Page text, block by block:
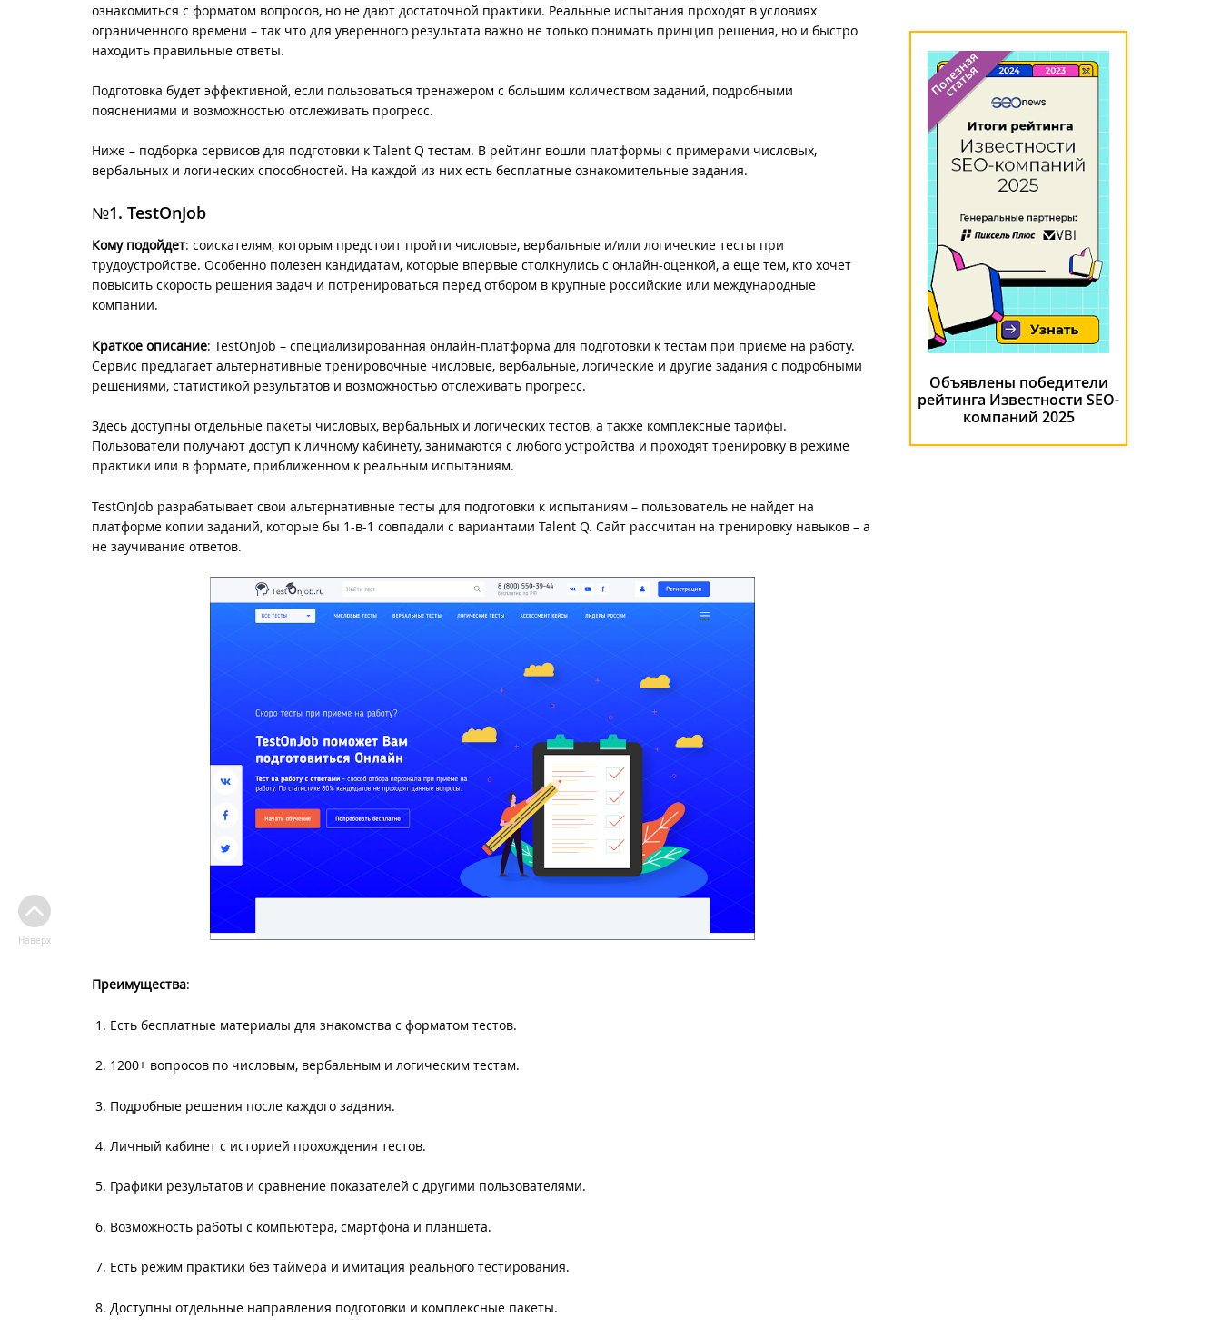
ознакомиться с форматом вопросов, но не дают достаточной практики. Реальные испытания проходят в условиях
ограниченного времени – так что для уверенного результата важно не только понимать принцип решения, но и быстро
находить правильные ответы.
Подготовка будет эффективной, если пользоваться тренажером с большим количеством заданий, подробными
пояснениями и возможностью отслеживать прогресс.
Ниже – подборка сервисов для подготовки к Talent Q тестам. В рейтинг вошли платформы с примерами числовых,
вербальных и логических способностей. На каждой из них есть бесплатные ознакомительные задания.
№1. TestOnJob
Кому подойдет: соискателям, которым предстоит пройти числовые, вербальные и/или логические тесты при
трудоустройстве. Особенно полезен кандидатам, которые впервые столкнулись с онлайн-оценкой, а еще тем, кто хочет
повысить скорость решения задач и потренироваться перед отбором в крупные российские или международные
компании.
Краткое описание: TestOnJob – специализированная онлайн-платформа для подготовки к тестам при приеме на работу.
Сервис предлагает альтернативные тренировочные числовые, вербальные, логические и другие задания с подробными
решениями, статистикой результатов и возможностью отслеживать прогресс.
Здесь доступны отдельные пакеты числовых, вербальных и логических тестов, а также комплексные тарифы.
Пользователи получают доступ к личному кабинету, занимаются с любого устройства и проходят тренировку в режиме
практики или в формате, приближенном к реальным испытаниям.
TestOnJob разрабатывает свои альтернативные тесты для подготовки к испытаниям – пользователь не найдет на
платформе копии заданий, которые бы 1-в-1 совпадали с вариантами Talent Q. Сайт рассчитан на тренировку навыков – а
не заучивание ответов.
Преимущества:
Есть бесплатные материалы для знакомства с форматом тестов.
1200+ вопросов по числовым, вербальным и логическим тестам.
Подробные решения после каждого задания.
Личный кабинет с историей прохождения тестов.
Графики результатов и сравнение показателей с другими пользователями.
Возможность работы с компьютера, смартфона и планшета.
Есть режим практики без таймера и имитация реального тестирования.
Доступны отдельные направления подготовки и комплексные пакеты.
Наверх
Объявлены победители
рейтинга Известности SEO-
компаний 2025